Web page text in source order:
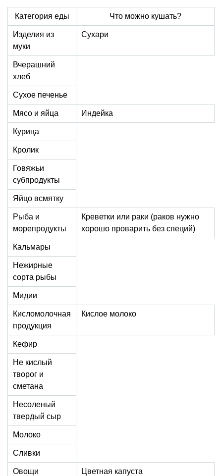
Категория еды Что можно кушать?
Изделия из
муки
Сухари
Вчерашний
хлеб
Сухое печенье
Мясо и яйца Индейка
Курица
Кролик
Говяжьи
субпродукты
Яйцо всмятку
Рыба и
морепродукты
Креветки или раки (раков нужно
хорошо проварить без специй)
Кальмары
Нежирные
сорта рыбы
Мидии
Кисломолочная
продукция
Кислое молоко
Кефир
Не кислый
творог и
сметана
Несоленый
твердый сыр
Молоко
Сливки
Овощи Цветная капуста